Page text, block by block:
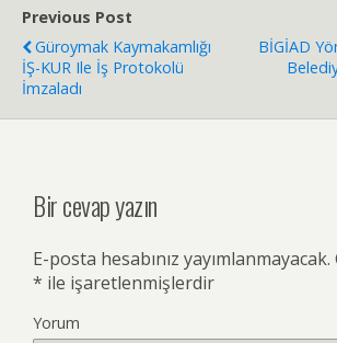
Previous Post
Güroymak Kaymakamlığı
İŞ-KUR Ile İş Protokolü
İmzaladı
BİGİAD
Bir cevap yazın
E-posta hesabınız yayımlanmayacak.
* ile işaretlenmişlerdir
Yorum